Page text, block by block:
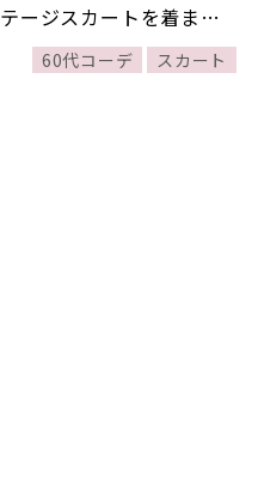
テージスカートを着まわ
すモードカジュアルコー
60代コーデ スカート